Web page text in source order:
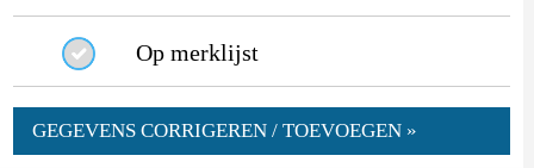
Op merklijst
GEGEVENS CORRIGEREN / TOEVOEGEN »